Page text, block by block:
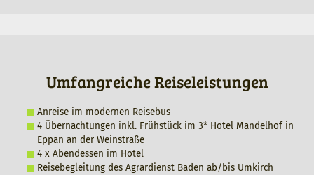
Umfangreiche Reiseleistungen
Anreise im modernen Reisebus
4 Übernachtungen inkl. Frühstück im 3* Hotel Mandelhof in
Eppan an der Weinstraße
4 x Abendessen im Hotel
Reisebegleitung des Agrardienst Baden ab/bis Umkirch